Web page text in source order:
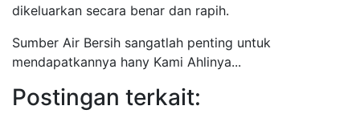
dikeluarkan secara benar dan rapih.
Sumber Air Bersih sangatlah penting untuk
mendapatkannya hany Kami Ahlinya...
Postingan terkait: